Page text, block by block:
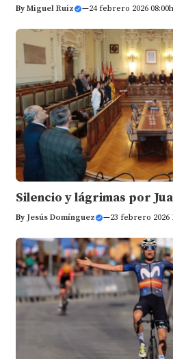
ByMiguel Ruiz —24 febrero 2026 08:00h
Silencio y lágrimas por
By Jesús Domínguez —23 febrero 2026